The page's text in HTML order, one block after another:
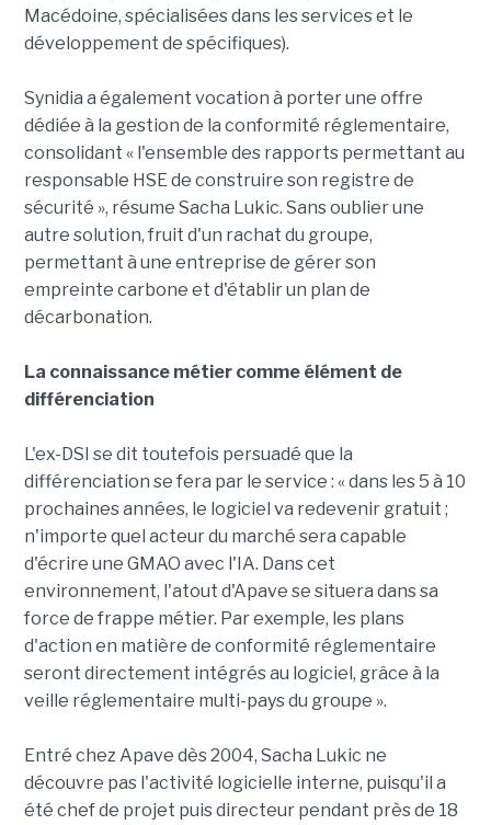
Macédoine, spécialisées dans les services et le
développement de spécifiques).
Synidia a également vocation à porter une offre
dédiée à la gestion de la conformité réglementaire,
consolidant « l'ensemble des rapports permettant au
responsable HSE de construire son registre de
sécurité », résume Sacha Lukic. Sans oublier une
autre solution, fruit d'un rachat du groupe,
permettant à une entreprise de gérer son
empreinte carbone et d'établir un plan de
décarbonation.
La connaissance métier comme élément de
différenciation
L'ex-DSI se dit toutefois persuadé que la
différenciation se fera par le service : « dans les 5 à 10
prochaines années, le logiciel va redevenir gratuit ;
n'importe quel acteur du marché sera capable
d'écrire une GMAO avec l'IA. Dans cet
environnement, l'atout d'Apave se situera dans sa
force de frappe métier. Par exemple, les plans
d'action en matière de conformité réglementaire
seront directement intégrés au logiciel, grâce à la
veille réglementaire multi-pays du groupe ».
Entré chez Apave dès 2004, Sacha Lukic ne
découvre pas l'activité logicielle interne, puisqu'il a
été chef de projet puis directeur pendant près de 18